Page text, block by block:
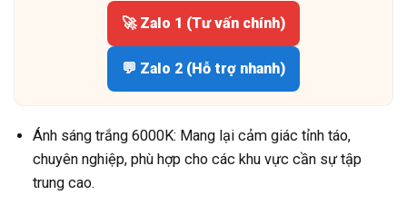
🚀 Zalo 1 (Tư vấn chính)
💬 Zalo 2 (Hỗ trợ nhanh)
Ánh sáng trắng 6000K: Mang lại cảm giác tỉnh táo,
chuyên nghiệp, phù hợp cho các khu vực cần sự tập
trung cao.